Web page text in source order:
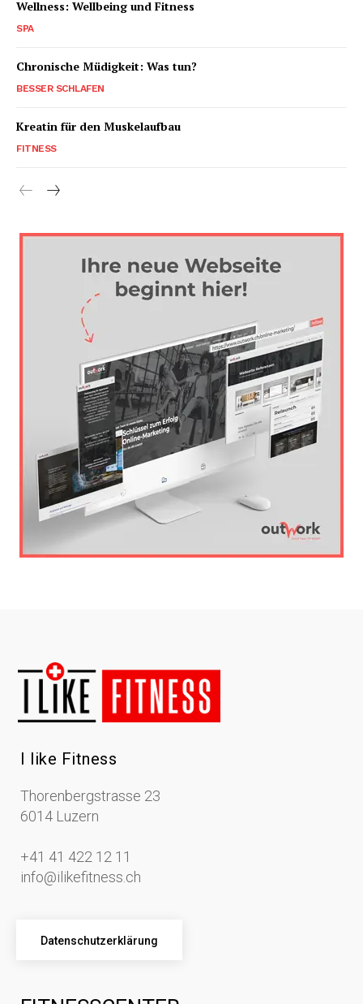
Wellness: Wellbeing und Fitness
SPA
Chronische Müdigkeit: Was tun?
BESSER SCHLAFEN
Kreatin für den Muskelaufbau
FITNESS
I like Fitness
Thorenbergstrasse 23
6014 Luzern
+41 41 422 12 11
info@ilikefitness.ch
Datenschutzerklärung